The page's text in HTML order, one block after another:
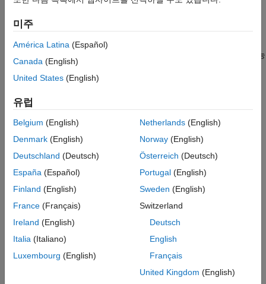
데이터 합성
추정
군집화
추적 필터 및 모션 모델
알고리즘 가속화 및 코드 생성
Radar Toolbox 지원 하드웨어
오경보율) 검출 등이 있습니다. 타깃 거리, 도래각, 속도를 추정할
클러스터를 생성하여 하나의 검출로 연결할 수 있습니다. 다중
객체 추적기는 검출과 트랙을 연결합니다. 동작 주파수, 빔 방향,
파형 선택 등 레이다 파라미터가 시뮬레이션 동안 변화하는 다기능
레이다와 인지 레이다를 폐루프로 시뮬레이션합니다.
수신된 신호 파라미터, 도래각, 거리, 각도, 도플러 응답
군집화
데이터 군집화를 위한 밀도 기반 알고리즘
다중 객체 추적
트랙 생성, 삭제, 관리
추적 필터 및 모션 모델
추천 예제
Analysis and Simulation of a Low Probability of Intercept
미주
América Latina (Español)
Canada (English)
United States (English)
유럽
Belgium (English)
Denmark (English)
Deutschland (Deutsch)
España (Español)
Finland (English)
France (Français)
Ireland (English)
Italia (Italiano)
Luxembourg (English)
Netherlands(English)
Norway(English)
Österreich (Deutsch)
Portugal(English)
Sweden (English)
Switzerland
Deutsch
English
Français
United Kingdom (English)